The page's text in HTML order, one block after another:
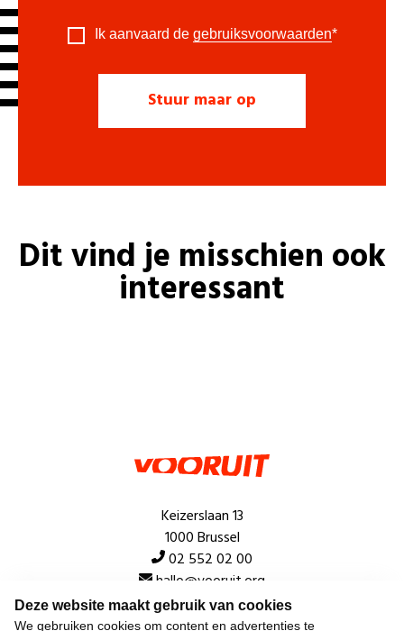
Deze website maakt gebruik van cookies
We gebruiken cookies om content en advertenties te
Ik aanvaard de gebruiksvoorwaarden*
Dit vind je misschien ook
interessant
Keizerslaan 13
1000 Brussel
02 552 02 00
hallo@vooruit.org